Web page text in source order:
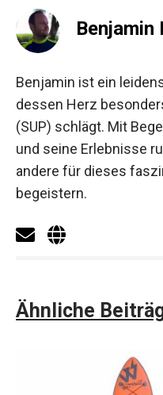
Benjamin
Benjamin ist ein
dessen Herz
(SUP) schlägt. Mit
und seine Erlebnisse
andere für dieses
begeistern.
Ähnliche